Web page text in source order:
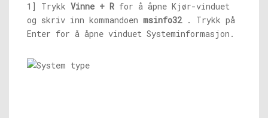
1] Trykk Vinne + R for å åpne Kjør-vinduet
og skriv inn kommandoen msinfo32. Trykk på
Enter for å åpne vinduet Systeminformasjon.